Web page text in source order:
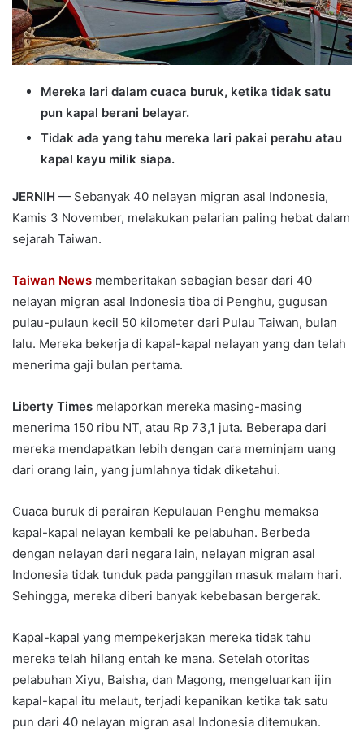
Mereka lari dalam cuaca buruk, ketika tidak satu
pun kapal berani belayar.
Tidak ada yang tahu mereka lari pakai perahu atau
kapal kayu milik siapa.
JERNIH — Sebanyak 40 nelayan migran asal Indonesia,
Kamis 3 November, melakukan pelarian paling hebat dalam
sejarah Taiwan.
Taiwan News memberitakan sebagian besar dari 40
nelayan migran asal Indonesia tiba di Penghu, gugusan
pulau-pulaun kecil 50 kilometer dari Pulau Taiwan, bulan
lalu. Mereka bekerja di kapal-kapal nelayan yang dan telah
menerima gaji bulan pertama.
Liberty Times melaporkan mereka masing-masing
menerima 150 ribu NT, atau Rp 73,1 juta. Beberapa dari
mereka mendapatkan lebih dengan cara meminjam uang
dari orang lain, yang jumlahnya tidak diketahui.
Cuaca buruk di perairan Kepulauan Penghu memaksa
kapal-kapal nelayan kembali ke pelabuhan. Berbeda
dengan nelayan dari negara lain, nelayan migran asal
Indonesia tidak tunduk pada panggilan masuk malam hari.
Sehingga, mereka diberi banyak kebebasan bergerak.
Kapal-kapal yang mempekerjakan mereka tidak tahu
mereka telah hilang entah ke mana. Setelah otoritas
pelabuhan Xiyu, Baisha, dan Magong, mengeluarkan ijin
kapal-kapal itu melaut, terjadi kepanikan ketika tak satu
pun dari 40 nelayan migran asal Indonesia ditemukan.